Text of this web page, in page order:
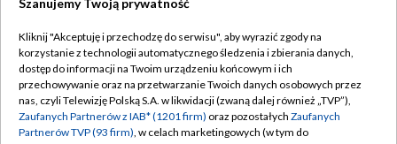
TVP
Abonament TVP
Emisja w TVP
Regulamin TVP
Polityka prywatności
Szanujemy Twoją prywatność
Kliknij "Akceptuję i przechodzę do serwisu", aby wyrazić zgody na
korzystanie z technologii automatycznego śledzenia i zbierania danych,
dostęp do informacji na Twoim urządzeniu końcowym i ich
przechowywanie oraz na przetwarzanie Twoich danych osobowych przez
nas, czyli Telewizję Polską S.A. w likwidacji (zwaną dalej również „TVP”),
Zaufanych Partnerów z IAB* (1201 firm) oraz pozostałych Zaufanych
Partnerów TVP (93 firm), w celach marketingowych (w tym do